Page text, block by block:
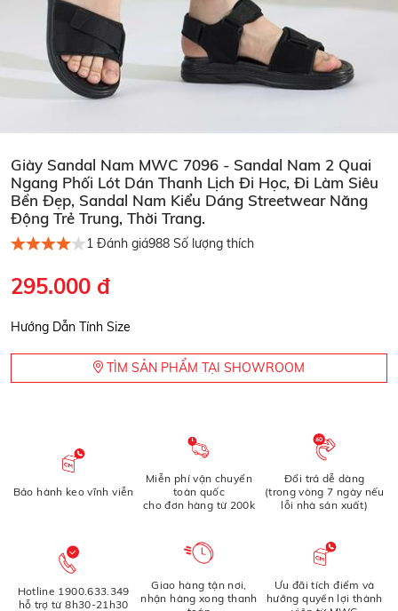
Giày Sandal Nam MWC 7096 - Sandal Nam 2 Quai
Ngang Phối Lót Dán Thanh Lịch Đi Học, Đi Làm Siêu
Bền Đẹp, Sandal Nam Kiểu Dáng Streetwear Năng
Động Trẻ Trung, Thời Trang.
1 Đánh giá988 Số lượng thích
295.000 đ
Hướng Dẫn Tính Size
TÌM SẢN PHẨM TẠI SHOWROOM
Bảo hành keo vĩnh viễn
Miễn phí vận chuyển
toàn quốc
cho đơn hàng từ 200k
Đổi trả dễ dàng
(trong vòng 7 ngày nếu
lỗi nhà sản xuất)
Hotline 1900.633.349
hỗ trợ từ 8h30-21h30
Giao hàng tận nơi,
nhận hàng xong thanh
Ưu đãi tích điểm và
hưởng quyền lợi thành